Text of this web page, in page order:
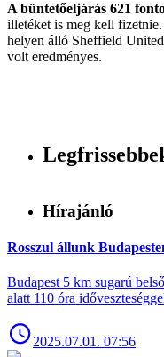
A büntetőeljárás 621
illetéket is meg kell
helyen álló Sheffield
volt eredményes.
Hírajánló
Rosszul állunk
Budapest 5 km sugarú
alatt 110 óra
2025.07.01. 07:56